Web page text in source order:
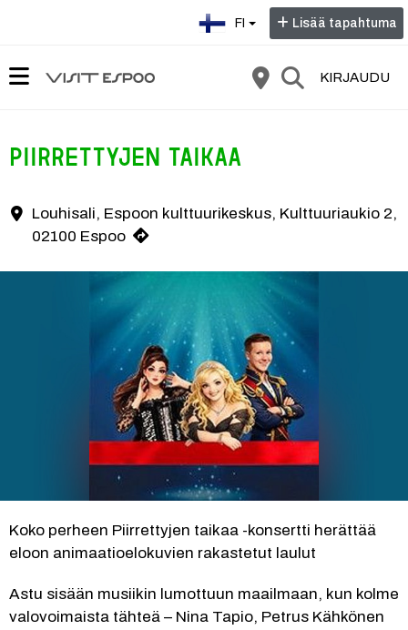
FI Lisää tapahtuma
KIRJAUDU
Piirrettyjen taikaa
Koko perheen Piirrettyjen taikaa -konsertti herättää eloon
Yhteystiedot
Louhisali, Espoon kulttuurikeskus, Kulttuuriaukio 2,
02100 Espoo
Koko perheen Piirrettyjen taikaa -konsertti herättää
eloon animaatioelokuvien rakastetut laulut
Astu sisään musiikin lumottuun maailmaan, kun kolme
valovoimaista tähteä – Nina Tapio, Petrus Kähkönen